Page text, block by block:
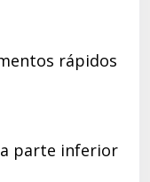
rápidos
parte inferior